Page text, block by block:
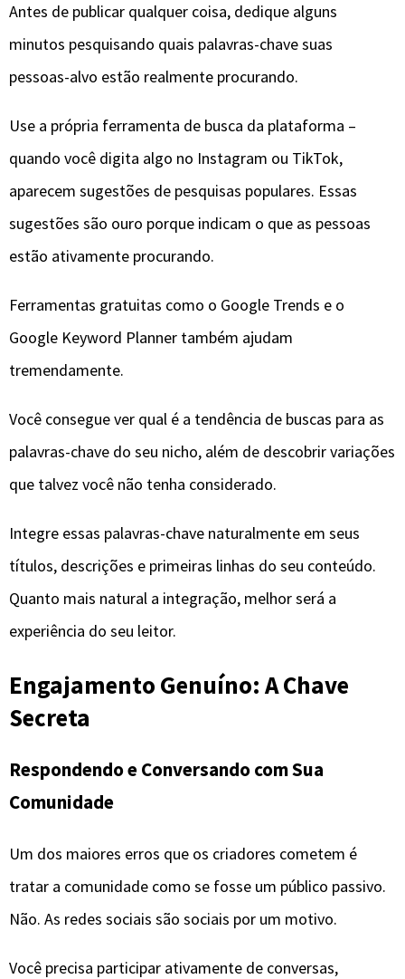
Antes de publicar qualquer coisa, dedique alguns
minutos pesquisando quais palavras-chave suas
pessoas-alvo estão realmente procurando.
Use a própria ferramenta de busca da plataforma –
quando você digita algo no Instagram ou TikTok,
aparecem sugestões de pesquisas populares. Essas
sugestões são ouro porque indicam o que as pessoas
estão ativamente procurando.
Ferramentas gratuitas como o Google Trends e o
Google Keyword Planner também ajudam
tremendamente.
Você consegue ver qual é a tendência de buscas para as
palavras-chave do seu nicho, além de descobrir variações
que talvez você não tenha considerado.
Integre essas palavras-chave naturalmente em seus
títulos, descrições e primeiras linhas do seu conteúdo.
Quanto mais natural a integração, melhor será a
experiência do seu leitor.
Engajamento Genuíno: A Chave
Secreta
Respondendo e Conversando com Sua
Comunidade
Um dos maiores erros que os criadores cometem é
tratar a comunidade como se fosse um público passivo.
Não. As redes sociais são sociais por um motivo.
Você precisa participar ativamente de conversas,